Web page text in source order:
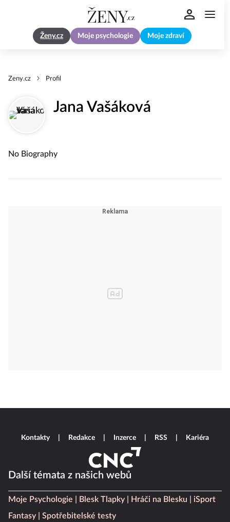
Ženy.cz Moje psychologie Moje zdraví
Zeny.cz Profil
Jana Vašáková
No Biography
Další témata z našich webů
Moje Psychologie Blesk Tlapky Hráči na Blesku
iSport
Fantasy
Spotřebitelské testy
Kontakty Redakce Inzerce RSS Kariéra